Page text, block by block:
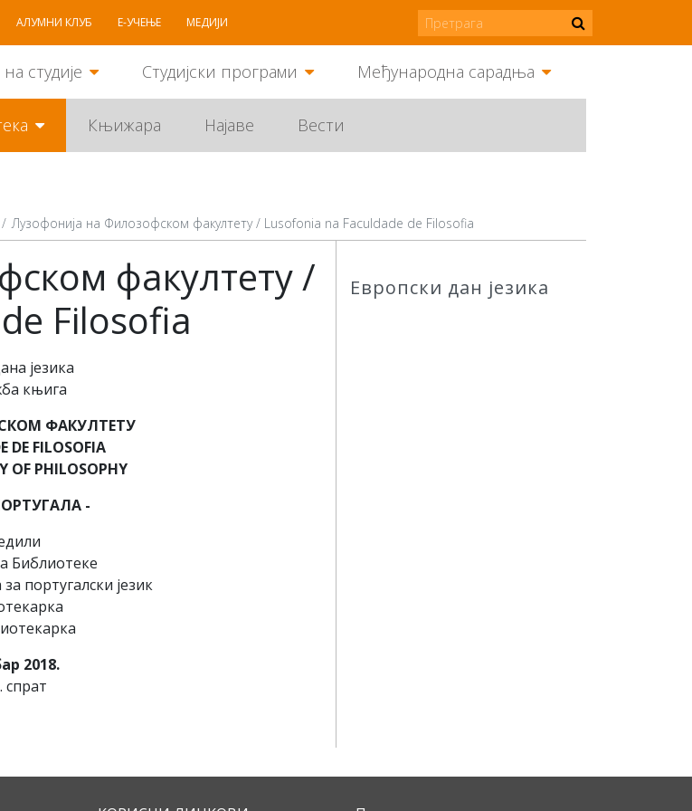
АЛУМНИ КЛУБ Е-УЧЕЊЕ МЕДИЈИ
студије Студијски програми Међународна сарадња
Књижара Најаве Вести
Лузофонија на Филозофском факултету / Lusofonia na Faculdade de Filosofia
Европски дан језика
факултету /
Filosofia
језика
књига
ФАКУЛТЕТУ
DE FILOSOFIA
OF PHILOSOPHY
-
Библиотеке
португалски језик
2018.